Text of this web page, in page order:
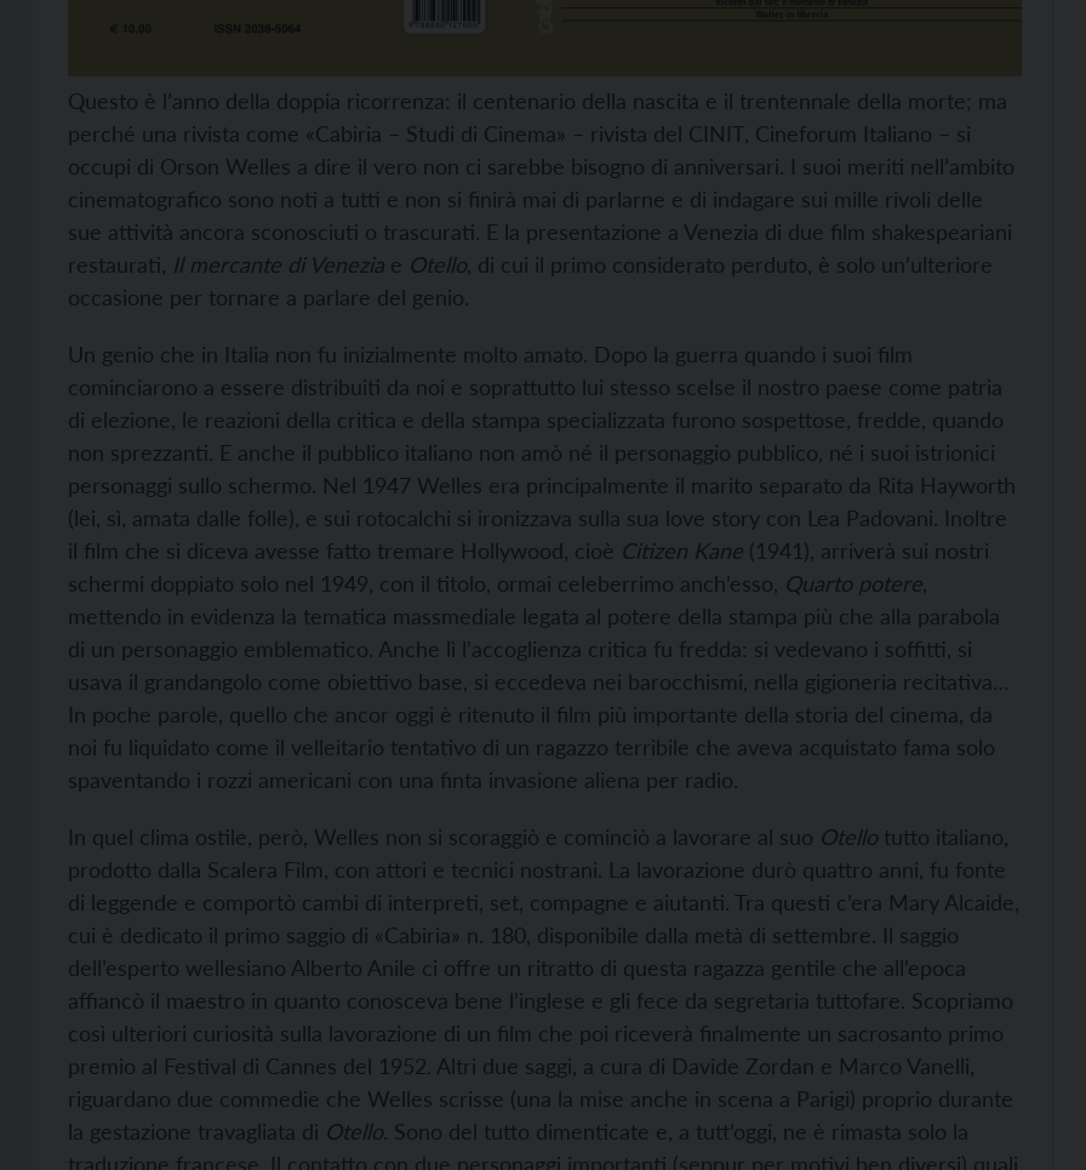
Questo è l’anno della doppia ricorrenza: il centenario della nascita e il trentennale della morte; ma
perché una rivista come «Cabiria – Studi di Cinema» – rivista del CINIT, Cineforum Italiano – si
occupi di Orson Welles a dire il vero non ci sarebbe bisogno di anniversari. I suoi meriti nell’ambito
cinematografico sono noti a tutti e non si finirà mai di parlarne e di indagare sui mille rivoli delle
sue attività ancora sconosciuti o trascurati. E la presentazione a Venezia di due film shakespeariani
restaurati, Il mercante di Venezia e Otello , di cui il primo considerato perduto, è solo un’ulteriore
occasione per tornare a parlare del genio.
Un genio che in Italia non fu inizialmente molto amato. Dopo la guerra quando i suoi film
cominciarono a essere distribuiti da noi e soprattutto lui stesso scelse il nostro paese come patria
di elezione, le reazioni della critica e della stampa specializzata furono sospettose, fredde, quando
non sprezzanti. E anche il pubblico italiano non amò né il personaggio pubblico, né i suoi istrionici
personaggi sullo schermo. Nel 1947 Welles era principalmente il marito separato da Rita Hayworth
(lei, sì, amata dalle folle), e sui rotocalchi si ironizzava sulla sua love story con Lea Padovani. Inoltre
il film che si diceva avesse fatto tremare Hollywood, cioè Citizen Kane (1941), arriverà sui nostri
schermi doppiato solo nel 1949, con il titolo, ormai celeberrimo anch’esso, Quarto potere
mettendo in evidenza la tematica massmediale legata al potere della stampa più che alla parabola
di un personaggio emblematico. Anche lì l’accoglienza critica fu fredda: si vedevano i soffitti, si
usava il grandangolo come obiettivo base, si eccedeva nei barocchismi, nella gigioneria recitativa…
In poche parole, quello che ancor oggi è ritenuto il film più importante della storia del cinema, da
noi fu liquidato come il velleitario tentativo di un ragazzo terribile che aveva acquistato fama solo
spaventando i rozzi americani con una finta invasione aliena per radio.
In quel clima ostile, però, Welles non si scoraggiò e cominciò a lavorare al suo Otello tutto italiano,
prodotto dalla Scalera Film, con attori e tecnici nostrani. La lavorazione durò quattro anni, fu fonte
di leggende e comportò cambi di interpreti, set, compagne e aiutanti. Tra questi c’era Mary Alcaide,
cui è dedicato il primo saggio di «Cabiria» n. 180, disponibile dalla metà di settembre. Il saggio
dell’esperto wellesiano Alberto Anile ci offre un ritratto di questa ragazza gentile che all’epoca
affiancò il maestro in quanto conosceva bene l’inglese e gli fece da segretaria tuttofare. Scopriamo
così ulteriori curiosità sulla lavorazione di un film che poi riceverà finalmente un sacrosanto primo
premio al Festival di Cannes del 1952. Altri due saggi, a cura di Davide Zordan e Marco Vanelli,
riguardano due commedie che Welles scrisse (una la mise anche in scena a Parigi) proprio durante
la gestazione travagliata di Otello. Sono del tutto dimenticate e, a tutt’oggi, ne è rimasta solo la
traduzione francese. Il contatto con due personaggi importanti (seppur per motivi ben diversi) quali